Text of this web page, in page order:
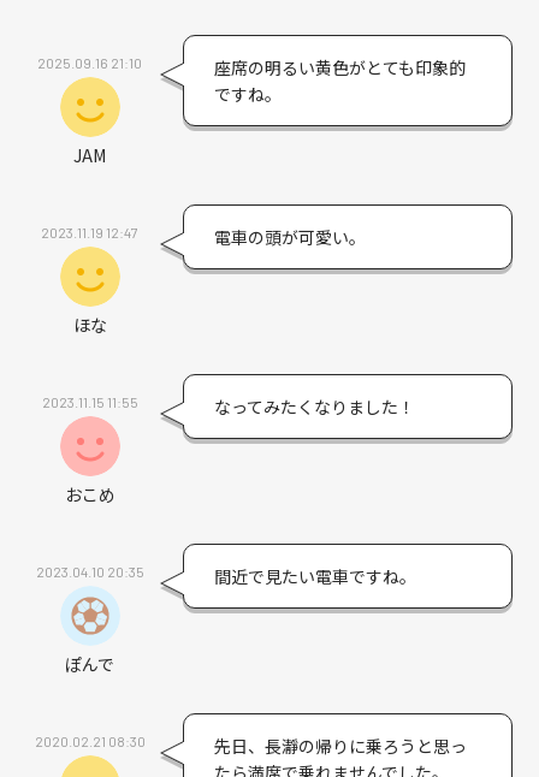
2025.09.16 21:10
JAM
座席の明るい黄色がとても印象的
ですね。
2023.11.19 12:47
ほな
電車の頭が可愛い。
2023.11.15 11:55
おこめ
なってみたくなりました！
2023.04.10 20:35
ぽんで
間近で見たい電車ですね。
2020.02.21 08:30
先日、長瀞の帰りに乗ろうと思っ